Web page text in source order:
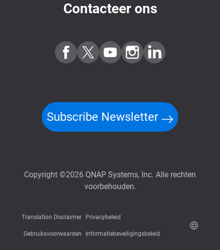
Contacteer ons
Subscribe Newsletter
Copyright ©2026 QNAP Systems, Inc. Alle rechten
voorbehouden.
Translation Disclaimer Privacybeleid
Gebruiksvoorwaarden Informatiebeveiligingsbeleid